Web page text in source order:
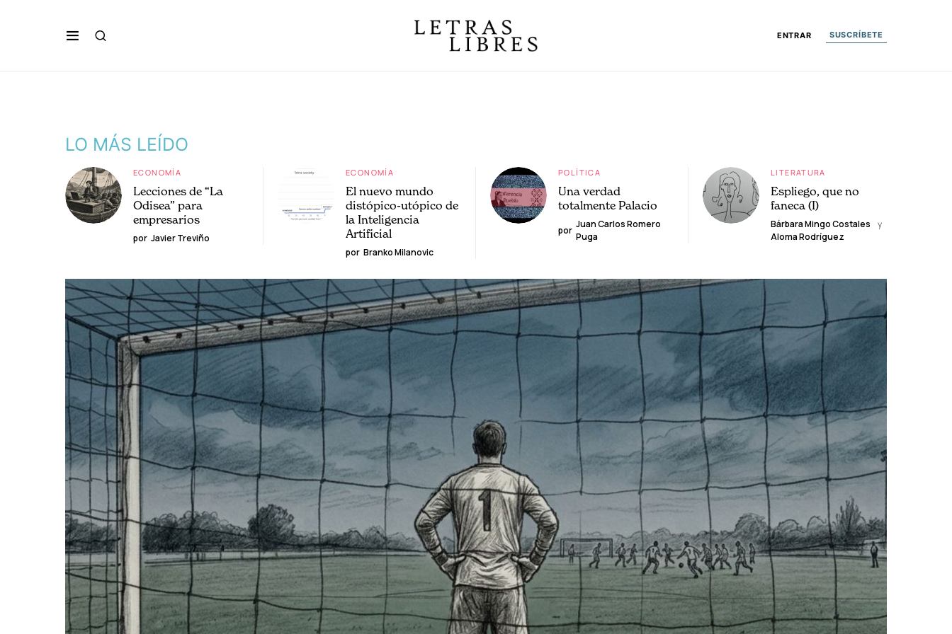
ENTRAR SUSCRÍBETE
LO MÁS LEÍDO
ECONOMÍA
Lecciones de “La
Odisea” para
empresarios
por Javier Treviño
ECONOMÍA
El nuevo mundo
distópico-utópico de
la Inteligencia
Artificial
por Branko Milanovic
POLÍTICA
Una verdad
totalmente Palacio
por
Juan Carlos Romero
Puga
LITERATURA
Espliego, que no
faneca (I)
Bárbara Mingo Costales
y
Aloma Rodríguez